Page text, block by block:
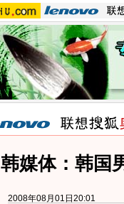
韩媒体：韩国
2008年08月01日20:01